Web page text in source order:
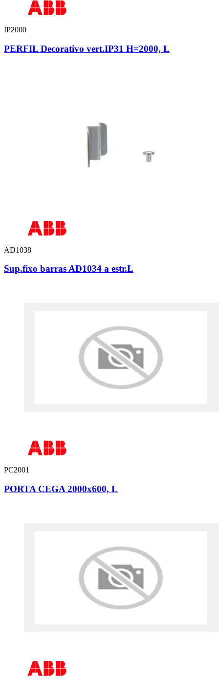
IP2000
PERFIL Decorativo vert.IP31 H=2000, L
AD1038
Sup.fixo barras AD1034 a estr.L
PC2001
PORTA CEGA 2000x600, L